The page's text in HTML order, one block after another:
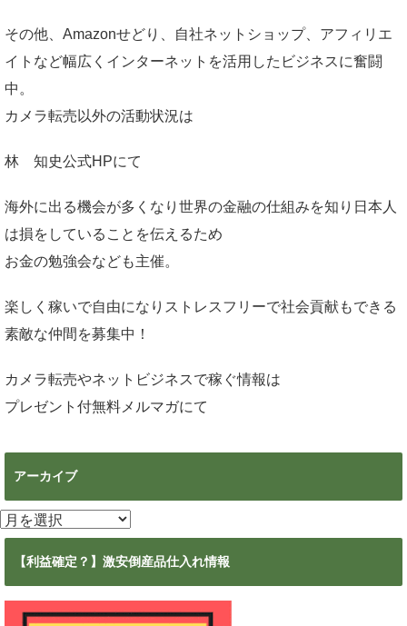
その他、Amazonせどり、自社ネットショップ、アフィリエ
イトなど幅広くインターネットを活用したビジネスに奮闘
中。
カメラ転売以外の活動状況は
林 知史公式HPにて
海外に出る機会が多くなり世界の金融の仕組みを知り日本人
は損をしていることを伝えるため
お金の勉強会なども主催。
楽しく稼いで自由になりストレスフリーで社会貢献もできる
素敵な仲間を募集中！
カメラ転売やネットビジネスで稼ぐ情報は
プレゼント付無料メルマガにて
アーカイブ
ア
ー
【利益確定？】激安倒産品仕入れ情報